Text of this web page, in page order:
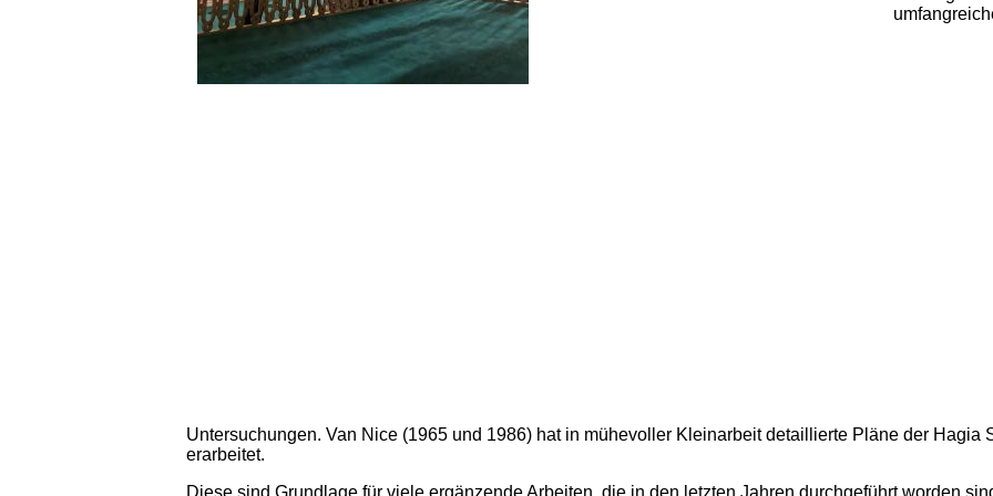
Untersuchungen. Van Nice (1965 und 1986) hat in mühevoller Kleinarbeit detaillierte Pläne der Hagia
erarbeitet.
Diese sind Grundlage für viele ergänzende Arbeiten, die in den letzten Jahren durchgeführt worden